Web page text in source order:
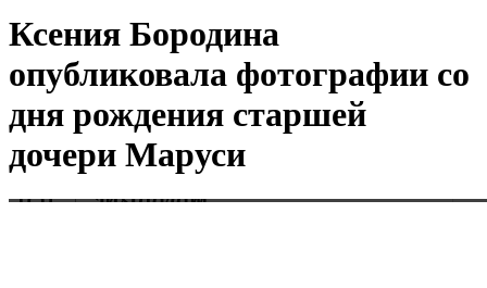
Ксения Бородина
опубликовала фотографии со
дня рождения старшей
дочери Маруси